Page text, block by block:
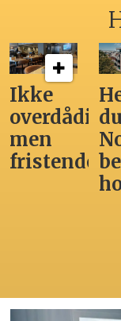
Ikke
overdådig,
men
fristende
du